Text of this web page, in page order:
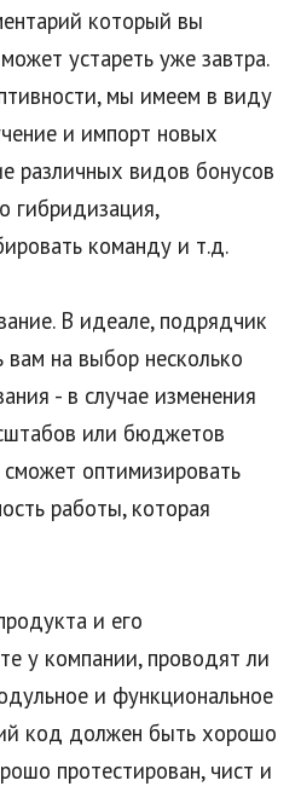
который вы
устареть уже завтра.
мы имеем в виду
и импорт новых
различных видов бонусов
гибридизация,
команду и т.д.
В идеале, подрядчик
на выбор несколько
- в случае изменения
или бюджетов
сможет оптимизировать
работы, которая
и его
у компании, проводят ли
и функциональное
код должен быть хорошо
протестирован, чист и